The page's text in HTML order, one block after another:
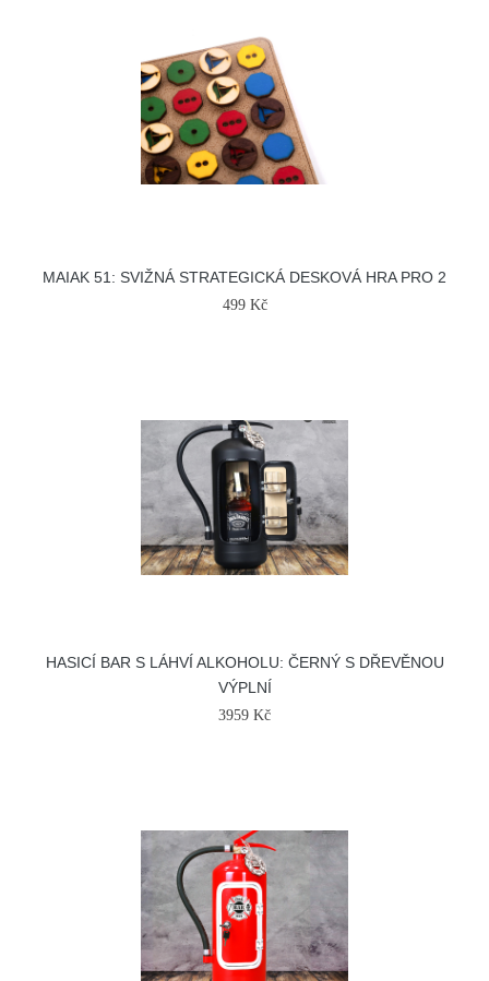
MAIAK 51: SVIŽNÁ STRATEGICKÁ DESKOVÁ HRA PRO 2
499 Kč
HASICÍ BAR S LÁHVÍ ALKOHOLU: ČERNÝ S DŘEVĚNOU
VÝPLNÍ
3959 Kč